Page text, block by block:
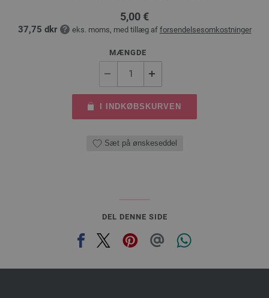
5,00 €
37,75 dkr eks. moms, med tillæg af forsendelsesomkostninger
MÆNGDE
I INDKØBSKURVEN
Sæt på ønskeseddel
DEL DENNE SIDE